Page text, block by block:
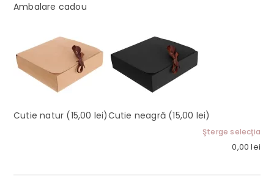
Ambalare cadou
Cutie natur (15,00 lei)Cutie neagră (15,00 lei)
Şterge selecţia
0,00lei